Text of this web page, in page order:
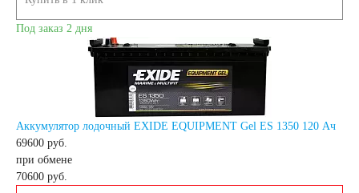
150 А/ч
172 А/ч
180 А/ч
Под заказ 2 дня
Аккумулятор лодочный EXIDE EQUIPMENT Gel ES 1350 120 Ач
69600 руб.
при обмене
70600 руб.